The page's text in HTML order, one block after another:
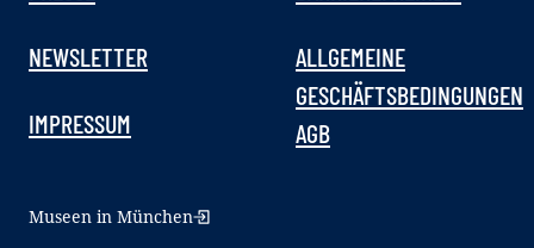
NEWSLETTER
IMPRESSUM
ALLGEMEINE
GESCHÄFTSBEDINGUNGEN
AGB
Museen in München